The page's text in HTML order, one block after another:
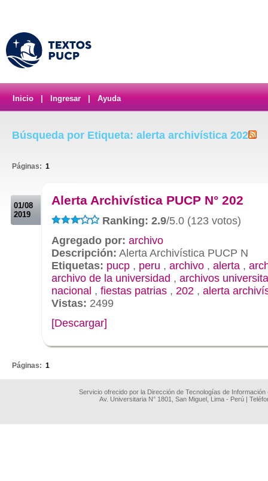
Inicio Ingresar Ayuda
Búsqueda por Etiqueta: alerta archivística 202
Páginas: 1
01/08
2019
Alerta Archivística PUCP N° 202
Ranking: 2.9/5.0 (123 votos)
Agregado por: archivo
Descripción: Alerta Archivística PUCP N
Etiquetas: pucp , peru , archivo , alerta ,
archivo de la universidad , archivos
nacional , fiestas patrias , 202 , alerta
Vistas: 2499
[Descargar]
Páginas: 1
Servicio ofrecido por la Dirección de Tecnologías de
Av. Universitaria N° 1801, San Miguel, Lima - Perú |